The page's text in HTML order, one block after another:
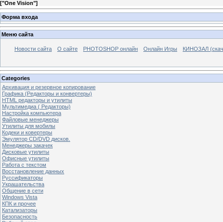
["One Vision"]
Форма входа
Меню сайта
Новости сайта О сайте PHOTOSHOP онлайн Онлайн Игры КИНОЗАЛ
Categories
Архивация и резервное копирование
Графика (Редакторы и конвертеры)
HTML редакторы и утилиты
Мультимедиа ( Редакторы)
Настройка компьютера
Файловые менеджеры
Утилиты для мобилы
Кодеки и ковертеры
Эмулятор CD/DVD дисков.
Менеджеры закачек
Дисковые утилиты
Офисные утилиты
Работа с текстом
Восстановление данных
Руссификаторы
Украшательства
Общение в сети
Windows Vista
КПК и прочее
Катализаторы
Безопасность